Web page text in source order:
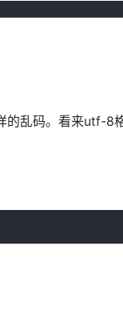
的乱码。看来utf-8